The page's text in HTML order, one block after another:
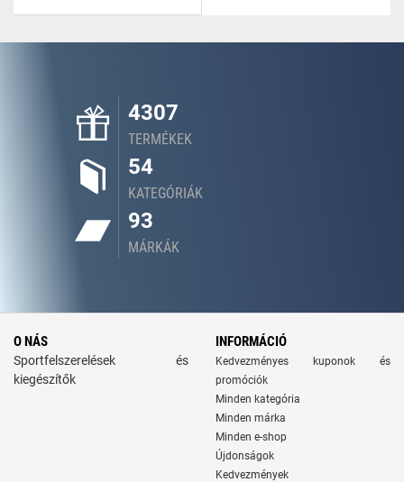
4307
TERMÉKEK
54
KATEGÓRIÁK
93
MÁRKÁK
O NÁS
Sportfelszerelések és
kiegészítők
INFORMÁCIÓ
Kedvezményes kuponok és
promóciók
Minden kategória
Minden márka
Minden e-shop
Újdonságok
Kedvezmények